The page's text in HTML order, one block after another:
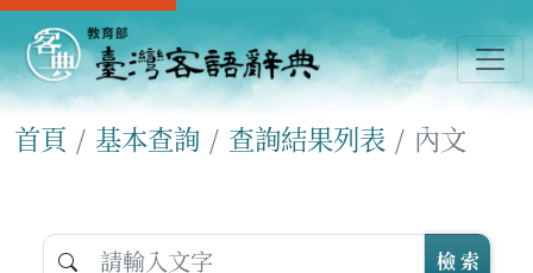
首頁 基本查詢 查詢結果列表 內文
檢 索